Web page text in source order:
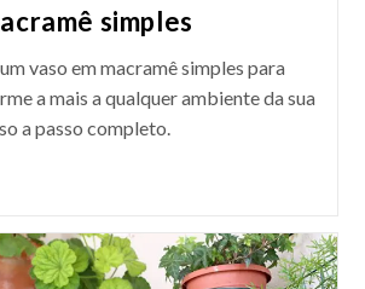
simples
vaso em macramê simples para
a mais a qualquer ambiente da sua
a passo completo.